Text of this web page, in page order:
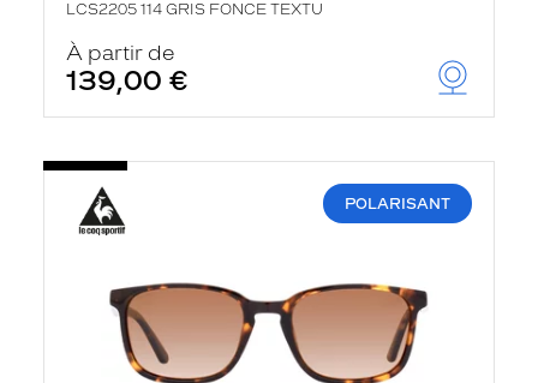
LCS2205 114 GRIS FONCE TEXTU
À partir de
139,00 €
POLARISANT